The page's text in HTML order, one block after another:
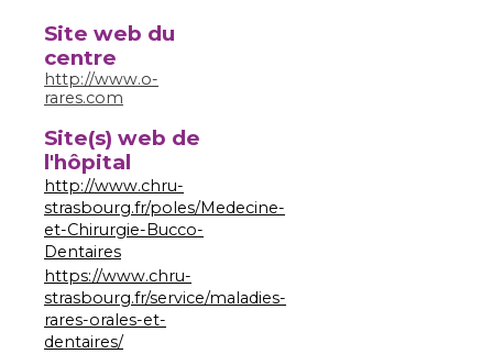
Site web du
centre
http://www.o-
rares.com
Site(s) web de
l'hôpital
http://www.chru-
strasbourg.fr/poles/Medecine-
et-Chirurgie-Bucco-
Dentaires
https://www.chru-
strasbourg.fr/service/maladies-
rares-orales-et-
dentaires/